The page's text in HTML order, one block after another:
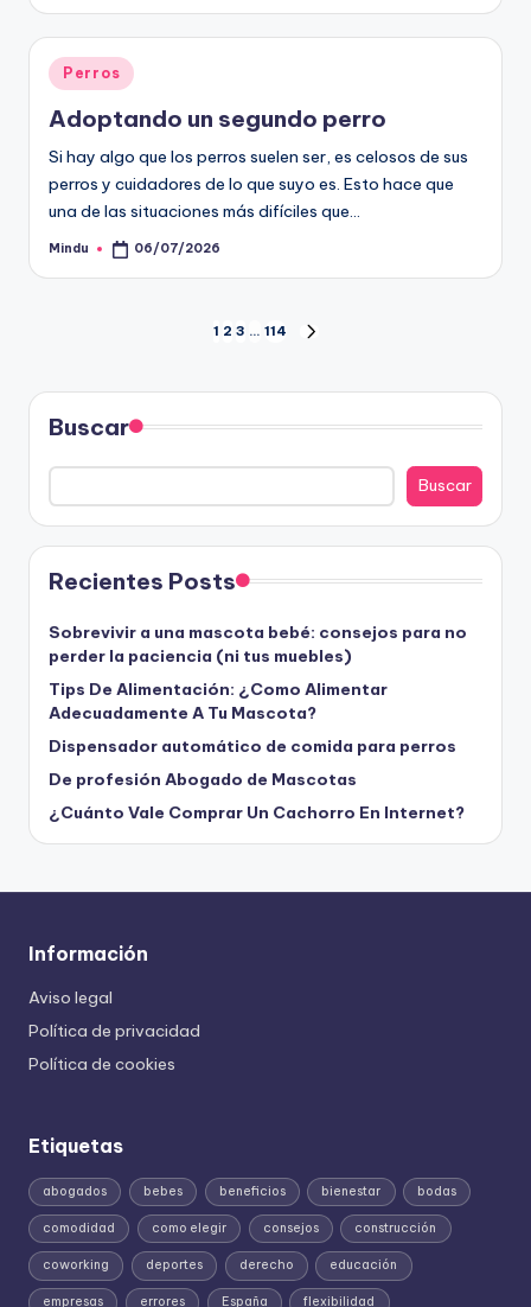
Publicado
en
Perros
Adoptando un segundo perro
Si hay algo que los perros suelen ser, es celosos de sus
perros y cuidadores de lo que suyo es. Esto hace que
una de las situaciones más difíciles que…
Publicado
Mindu 06/07/2026
Paginación
de
entradas
1 2 3 … 114
Buscar
Buscar
Recientes Posts
Sobrevivir a una mascota bebé: consejos para no
perder la paciencia (ni tus muebles)
Tips De Alimentación: ¿Como Alimentar
Adecuadamente A Tu Mascota?
Dispensador automático de comida para perros
De profesión Abogado de Mascotas
¿Cuánto Vale Comprar Un Cachorro En Internet?
Información
Aviso legal
Política de privacidad
Política de cookies
Etiquetas
abogados bebes beneficios bienestar bodas
comodidad como elegir consejos construcción
coworking deportes derecho educación
empresas errores España flexibilidad